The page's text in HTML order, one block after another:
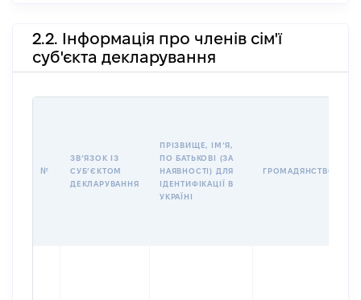
2.2. Інформація про членів сім'ї
суб'єкта декларування
№
ЗВʼЯЗОК ІЗ
СУБʼЄКТОМ
ДЕКЛАРУВАННЯ
ПРІЗВИЩЕ, ІМʼЯ,
ПО БАТЬКОВІ (ЗА
НАЯВНОСТІ) ДЛЯ
ІДЕНТИФІКАЦІЇ В
УКРАЇНІ
ГРОМАДЯНСТВО